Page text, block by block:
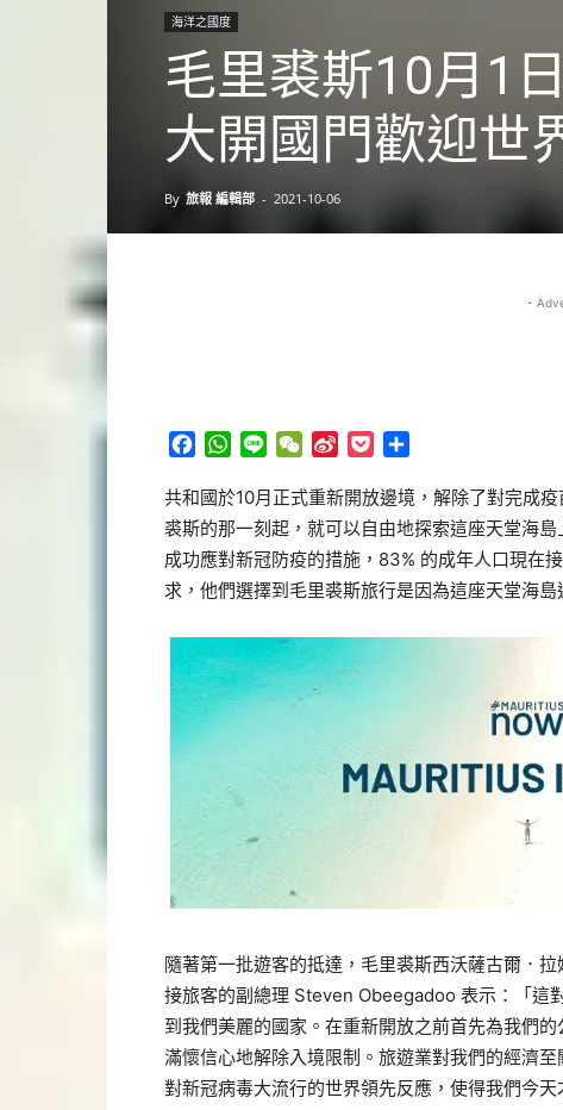
海洋之國度
毛里裘斯10月1
大開國門歡迎世
By 旅報 編輯部 - 2021-10-06
-
Facebook
WhatsApp
Line WeChat
Sina
Pocket
共和國於10月正式重新開放邊境，解除了對完成
裘斯的那一刻起，就可以自由地探索這座天堂海
成功應對新冠防疫的措施，83% 的成年人口現在
求，他們選擇到毛里裘斯旅行是因為這座天堂海
隨著第一批遊客的抵達，毛里裘斯西沃薩古爾．
接旅客的副總理 Steven Obeegadoo 表示：「這
到我們美麗的國家。在重新開放之前首先為我們
滿懷信心地解除入境限制。旅遊業對我們的經濟
對新冠病毒大流行的世界領先反應，使得我們今天